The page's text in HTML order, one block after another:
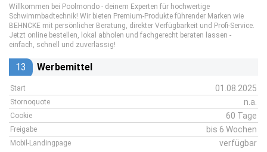
Willkommen bei Poolmondo - deinem Experten für hochwertige
Schwimmbadtechnik! Wir bieten Premium-Produkte führender Marken wie
BEHNCKE mit persönlicher Beratung, direkter Verfügbarkeit und Profi-Service.
Jetzt online bestellen, lokal abholen und fachgerecht beraten lassen -
einfach, schnell und zuverlässig!
13 Werbemittel
Start 01.08.2025
Stornoquote n.a.
Cookie 60 Tage
Freigabe bis 6 Wochen
Mobil-Landingpage verfügbar